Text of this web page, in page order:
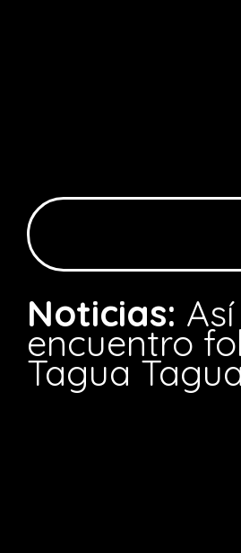
Noticias:
encuentro
Tagua Tagua